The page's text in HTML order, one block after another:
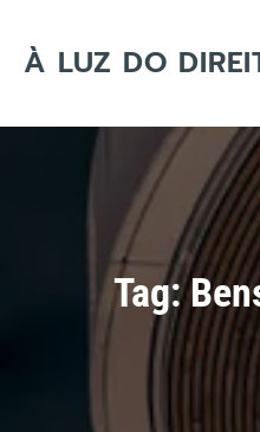
content
À LUZ DO
Tag: